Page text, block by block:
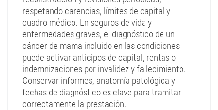
respetando carencias, límites de capital y
cuadro médico. En seguros de vida y
enfermedades graves, el diagnóstico de un
cáncer de mama incluido en las condiciones
puede activar anticipos de capital, rentas o
indemnizaciones por invalidez y fallecimiento.
Conservar informes, anatomía patológica y
fechas de diagnóstico es clave para tramitar
correctamente la prestación.